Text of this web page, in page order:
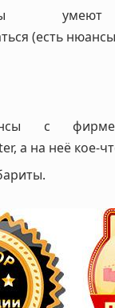
(есть
с
а на неё кое-